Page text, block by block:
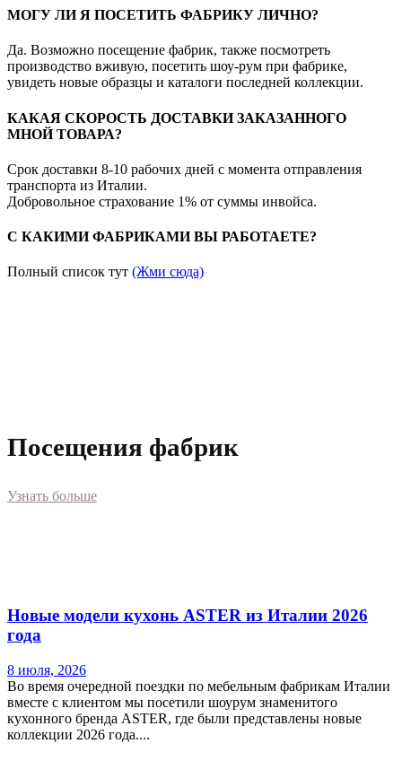
МОГУ ЛИ Я ПОСЕТИТЬ ФАБРИКУ ЛИЧНО?
Да. Возможно посещение фабрик, также посмотреть
производство вживую, посетить шоу-рум при фабрике,
увидеть новые образцы и каталоги последней коллекции.
КАКАЯ СКОРОСТЬ ДОСТАВКИ ЗАКАЗАННОГО
МНОЙ ТОВАРА?
Срок доставки 8-10 рабочих дней с момента отправления
транспорта из Италии.
Добровольное страхование 1% от суммы инвойса.
С КАКИМИ ФАБРИКАМИ ВЫ РАБОТАЕТЕ?
Полный список тут (Жми сюда)
Посещения фабрик
Узнать больше
Новые модели кухонь ASTER из Италии 2026
года
8 июля, 2026
Во время очередной поездки по мебельным фабрикам Италии
вместе с клиентом мы посетили шоурум знаменитого
кухонного бренда ASTER, где были представлены новые
коллекции 2026 года....